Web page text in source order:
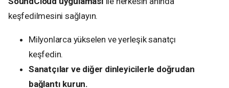
keşfedilmesini sağlayın.
Milyonlarca yükselen ve yerleşik sanatçı
keşfedin.
Sanatçılar ve diğer dinleyicilerle doğrudan
bağlantı kurun.